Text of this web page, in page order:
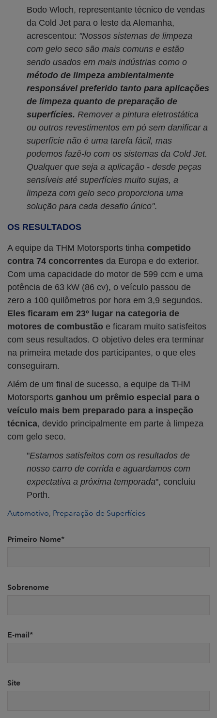
Bodo Wloch, representante técnico de vendas
da Cold Jet para o leste da Alemanha,
acrescentou: "Nossos sistemas de limpeza
com gelo seco são mais comuns e estão
sendo usados em mais indústrias como o
método de limpeza ambientalmente
responsável preferido tanto para aplicações
de limpeza quanto de preparação de
superfícies. Remover a pintura eletrostática
ou outros revestimentos em pó sem danificar a
superfície não é uma tarefa fácil, mas
podemos fazê-lo com os sistemas da Cold Jet.
Qualquer que seja a aplicação - desde peças
sensíveis até superfícies muito sujas, a
limpeza com gelo seco proporciona uma
solução para cada desafio único".
OS RESULTADOS
A equipe da THM Motorsports tinha competido
contra 74 concorrentes da Europa e do exterior.
Com uma capacidade do motor de 599 ccm e uma
potência de 63 kW (86 cv), o veículo passou de
zero a 100 quilômetros por hora em 3,9 segundos.
Eles ficaram em 23º lugar na categoria de
motores de combustão e ficaram muito satisfeitos
com seus resultados. O objetivo deles era terminar
na primeira metade dos participantes, o que eles
conseguiram.
Além de um final de sucesso, a equipe da THM
Motorsports ganhou um prêmio especial para o
veículo mais bem preparado para a inspeção
técnica, devido principalmente em parte à limpeza
com gelo seco.
"Estamos satisfeitos com os resultados de
nosso carro de corrida e aguardamos com
expectativa a próxima temporada", concluiu
Porth.
Automotivo, Preparação de Superfícies
Primeiro Nome*
Sobrenome
E-mail *
Site